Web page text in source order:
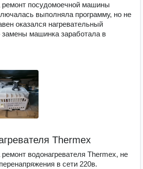
ремонт посудомоечной машины
выполняла программу, но не
оказался нагревательный
замены машинка заработала в
Thermex
водонагревателя Thermex, не
в сети 220в.